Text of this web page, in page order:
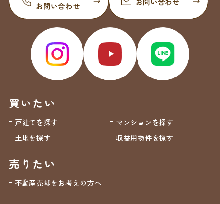
買いたい
戸建てを探す
マンションを探す
土地を探す
収益用物件を探す
売りたい
不動産売却をお考えの方へ